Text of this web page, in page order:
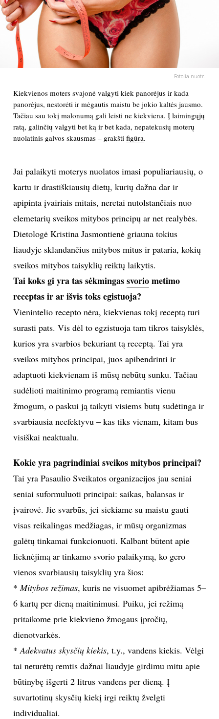
PSICHOLOGIJA
HOROSKOPAI
POLITIKA
KULTŪRA
MUZIKA
TEATRAS
SPORTAS
MENAS
ORAI
ĮDOMYBĖS
KNYGOS
NAMAI
VIRTUVĖ
RECEPTAI
VAIKAI
NELAIMĖS
KONTAKTAI
PRIVATUMO POLITIKA
Sekite mus:
Fotolia nuotr.
Kiekvienos moters svajonė valgyti kiek panorėjus ir kada
panorėjus, nestorėti ir mėgautis maistu be jokio kaltės jausmo.
Tačiau sau tokį malonumą gali leisti ne kiekviena. Į laimingųjų
ratą, galinčių valgyti bet ką ir bet kada, nepatekusių moterų
nuolatinis galvos skausmas – grakšti figūra.
Jai palaikyti moterys nuolatos imasi populiariausių, o
kartu ir drastiškiausių dietų, kurių dažna dar ir
apipinta įvairiais mitais, neretai nutolstančiais nuo
elemetarių sveikos mitybos principų ar net realybės.
Dietologė Kristina Jasmontienė griauna tokius
liaudyje sklandančius mitybos mitus ir pataria, kokių
sveikos mitybos taisyklių reiktų laikytis.
Tai koks gi yra tas sėkmingassvoriometimo
receptas ir ar išvis toks egistuoja?
Vienintelio recepto nėra, kiekvienas tokį receptą turi
surasti pats. Vis dėl to egzistuoja tam tikros taisyklės,
kurios yra svarbios bekuriant tą receptą. Tai yra
sveikos mitybos principai, juos apibendrinti ir
adaptuoti kiekvienam iš mūsų nebūtų sunku. Tačiau
sudėlioti maitinimo programą remiantis vienu
žmogum, o paskui ją taikyti visiems būtų sudėtinga ir
svarbiausia neefektyvu – kas tiks vienam, kitam bus
visiškai neaktualu.
Kokie yra pagrindiniai sveikosmitybosprincipai?
Tai yra Pasaulio Sveikatos organizacijos jau seniai
seniai suformuluoti principai: saikas, balansas ir
įvairovė. Jie svarbūs, jei siekiame su maistu gauti
visas reikalingas medžiagas, ir mūsų organizmas
galėtų tinkamai funkcionuoti. Kalbant būtent apie
lieknėjimą ar tinkamo svorio palaikymą, ko gero
vienos svarbiausių taisyklių yra šios:
*Mitybos režimas, kuris ne visuomet apibrėžiamas 5–
6 kartų per dieną maitinimusi. Puiku, jei režimą
pritaikome prie kiekvieno žmogaus įpročių,
dienotvarkės.
*Adekvatus skysčių kiekis, t.y., vandens kiekis. Vėlgi
tai neturėtų remtis dažnai liaudyje girdimu mitu apie
būtinybę išgerti 2 litrus vandens per dieną. Į
suvartotinų skysčių kiekį irgi reiktų žvelgti
individualiai.